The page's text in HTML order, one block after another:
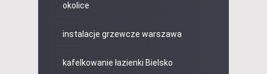
okolice
instalacje grzewcze warszawa
kafelkowanie łazienki Bielsko